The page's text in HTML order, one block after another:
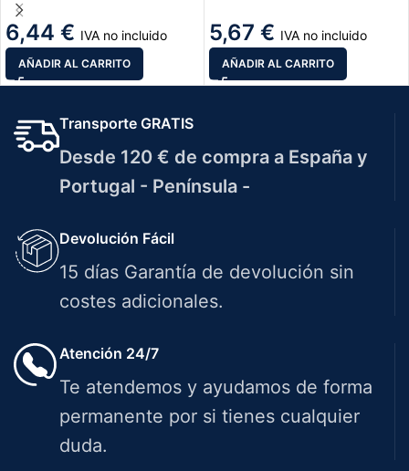
6,44 € IVA no incluido
AÑADIR AL CARRITO
5,67 € IVA no incluido
AÑADIR AL CARRITO
Transporte GRATIS
Desde 120 € de compra a España y
Portugal - Península -
Devolución Fácil
15 días Garantía de devolución sin
costes adicionales.
Atención 24/7
Te atendemos y ayudamos de forma
permanente por si tienes cualquier
duda.